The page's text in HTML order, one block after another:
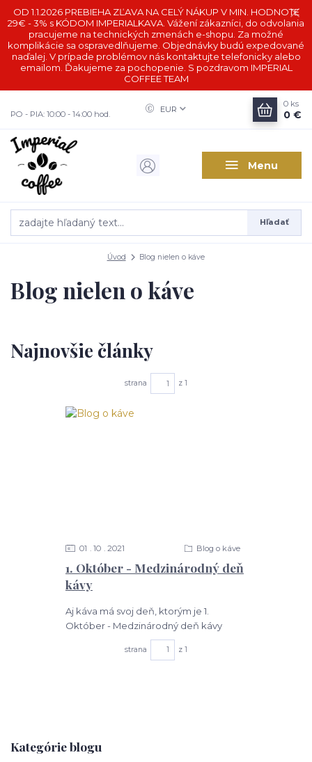
OD 1.1.2026 PREBIEHA ZĽAVA NA CELÝ NÁKUP V MIN. HODNOTE
29€ - 3% s KÓDOM IMPERIALKAVA. Vážení zákazníci, do odvolania
pracujeme na technických zmenách e-shopu. Za možné
komplikácie sa ospravedlňujeme. Objednávky budú expedované
naďalej. V prípade problémov nás kontaktujte telefonicky alebo
emailom. Ďakujeme za pochopenie. S pozdravom IMPERIAL
COFFEE TEAM
Menu
EUR
Hľadať
PO - PIA: 10:00 - 14:00 hod.
0 ks
0 €
Úvod Blog nielen o káve
Kategórie blogu
Blog nielen o káve
Najnovšie články
strana z 1
1. Október - Medzinárodný deň
kávy
01 10 2021 Blog o káve
Aj káva má svoj deň, ktorým je 1.
Október - Medzinárodný deň kávy
strana z 1